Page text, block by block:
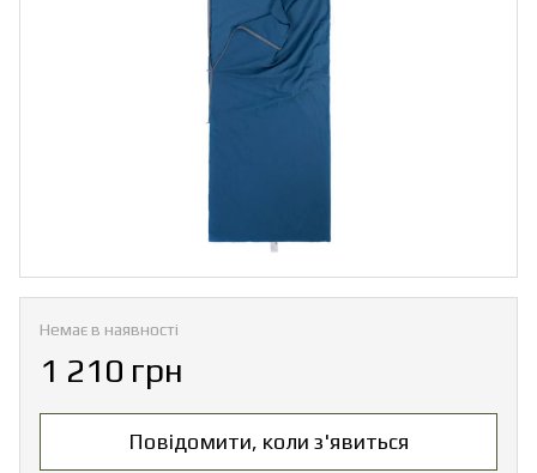
Немає в наявності
1 210 грн
Повідомити, коли з'явиться